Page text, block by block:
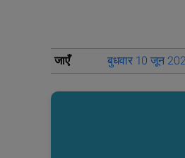
जाएँ बुधवार 10 जून